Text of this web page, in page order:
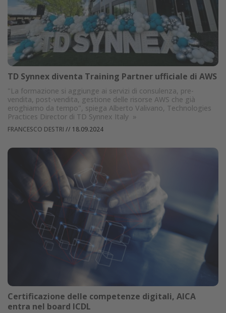
TD Synnex diventa Training Partner ufficiale di AWS
"La formazione si aggiunge ai servizi di consulenza, pre-
vendita, post-vendita, gestione delle risorse AWS che già
eroghiamo da tempo", spiega Alberto Valivano, Technologies
Practices Director di TD Synnex Italy »
FRANCESCO DESTRI // 18.09.2024
Certificazione delle competenze digitali, AICA
entra nel board ICDL